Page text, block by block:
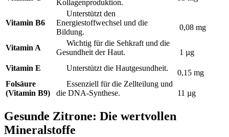
Kollagenproduktion.
Vitamin B6
Unterstützt den
Energiestoffwechsel und die
Bildung.
0,08 mg
Vitamin A
Wichtig für die Sehkraft und die
Gesundheit der Haut.
1 µg
Vitamin E
Unterstützt die Hautgesundheit.
0,15 mg
Folsäure
(Vitamin B9)
Essenziell für die Zellteilung und
die DNA-Synthese.
11 µg
Gesunde Zitrone: Die wertvollen
Mineralstoffe